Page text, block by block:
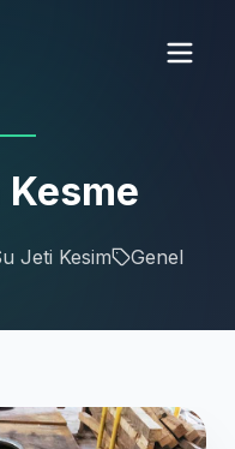
Kesme
Jeti Kesim Genel